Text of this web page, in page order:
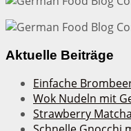
Aktuelle Beiträge
Einfache
Wok Nudeln mit
Strawberry